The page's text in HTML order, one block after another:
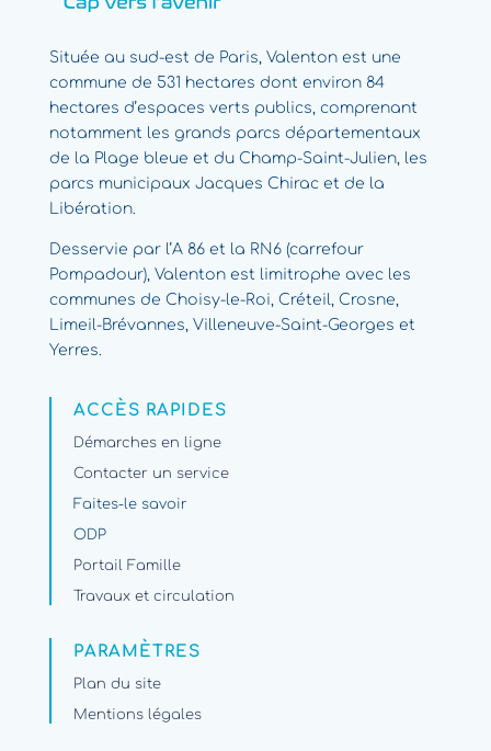
Située au sud-est de Paris, Valenton est une
commune de 531 hectares dont environ 84
hectares d’espaces verts publics, comprenant
notamment les grands parcs départementaux
de la Plage bleue et du Champ-Saint-Julien, les
parcs municipaux Jacques Chirac et de la
Libération.
Desservie par l’A 86 et la RN6 (carrefour
Pompadour), Valenton est limitrophe avec les
communes de Choisy-le-Roi, Créteil, Crosne,
Limeil-Brévannes, Villeneuve-Saint-Georges et
Yerres.
ACCÈS RAPIDES
Démarches en ligne
Contacter un service
Faites-le savoir
ODP
Portail Famille
Travaux et circulation
PARAMÈTRES
Plan du site
Mentions légales